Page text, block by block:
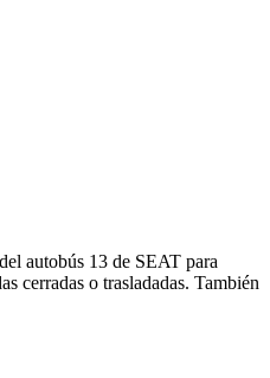
autobús 13 de SEAT para
cerradas o trasladadas. También